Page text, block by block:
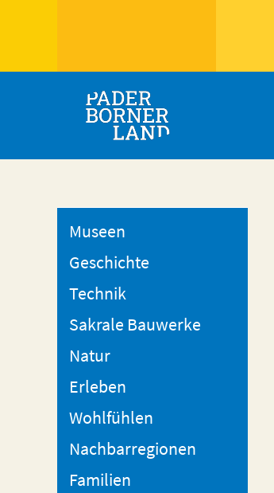
Museen
Geschichte
Technik
Sakrale Bauwerke
Natur
Erleben
Wohlfühlen
Nachbarregionen
Familien